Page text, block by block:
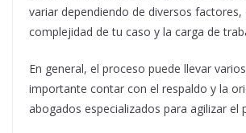
variar dependiendo de diversos factores,
complejidad de tu caso y la carga de
En general, el proceso puede llevar
importante contar con el respaldo y la
abogados especializados para agilizar el